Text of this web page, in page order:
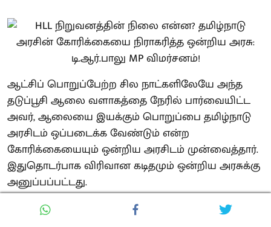
ஆட்சிப் பொறுப்பேற்ற சில நாட்களிலேயே அந்த
தடுப்பூசி ஆலை வளாகத்தை நேரில் பார்வையிட்ட
அவர், ஆலையை இயக்கும் பொறுப்பை தமிழ்நாடு
அரசிடம் ஒப்படைக்க வேண்டும் என்ற
கோரிக்கையையும் ஒன்றிய அரசிடம் முன்வைத்தார்.
இதுதொடர்பாக விரிவான கடிதமும் ஒன்றிய அரசுக்கு
அனுப்பப்பட்டது.
அதனைத் தொடர்ந்து, திமுக அரசும் அன்றைய